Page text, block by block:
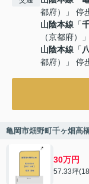
都府）」 停
山陰本線 「
（京都府）
山陰本線 「
都府）」 停
亀岡市畑野町千ヶ畑高
30万円
57.33坪